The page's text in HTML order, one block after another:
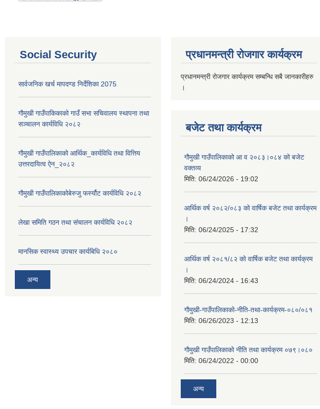
Social Security
सार्वजनिक खर्च मापदण्ड निर्देशिका 2075
गौमुखी गाउँपाकिकाको गाउँ सभा सचिवालय स्थापना तथा
सञ्चालन कार्यविधि २०८२
गौमुखी गाउँपालिकाको आर्थिक_कार्यविधि तथा वित्तिय
उत्तरदायित्व ऐन_२०८२
गौमुखी गाउँपालिकाकोबेरुजु फर्स्यौट कार्यविधि २०८२
लेखा समिति गठन तथा संचालन कार्यविधि २०८२
मानसिक स्वास्थ्य उपचार कार्यबिधि २०८०
अन्य
प्रधानमन्त्री रोजगार कार्यक्रम
प्रधानमन्त्री रोजगार कार्यक्रम सम्बन्धि सबै जानकारीहरु
।
बजेट तथा कार्यक्रम
गौमुखी गाउँपालिकाको आ व २०८३।०८४ को बजेट
वक्तव्य
मिति: 06/24/2026 - 19:02
आर्थिक वर्ष २०८२/०८३ को वार्षिक बजेट तथा कार्यक्रम
।
मिति: 06/24/2025 - 17:32
आर्थिक वर्ष २०८१/८२ को वार्षिक बजेट तथा कार्यक्रम
।
मिति: 06/24/2024 - 16:43
गौमुखी-गाउँपालिकाको-नीति-तथा-कार्यक्रम-०८०/०८१
मिति: 06/26/2023 - 12:13
गौमुखी गाउँपालिकाको नीति तथा कार्यक्रम ०७९।०८०
मिति: 06/24/2022 - 00:00
अन्य